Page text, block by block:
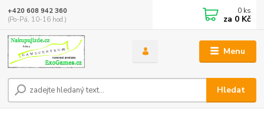
Menu
Hledat
+420 608 942 360
(Po-Pá, 10-16 hod.)
0 ks
za 0 Kč